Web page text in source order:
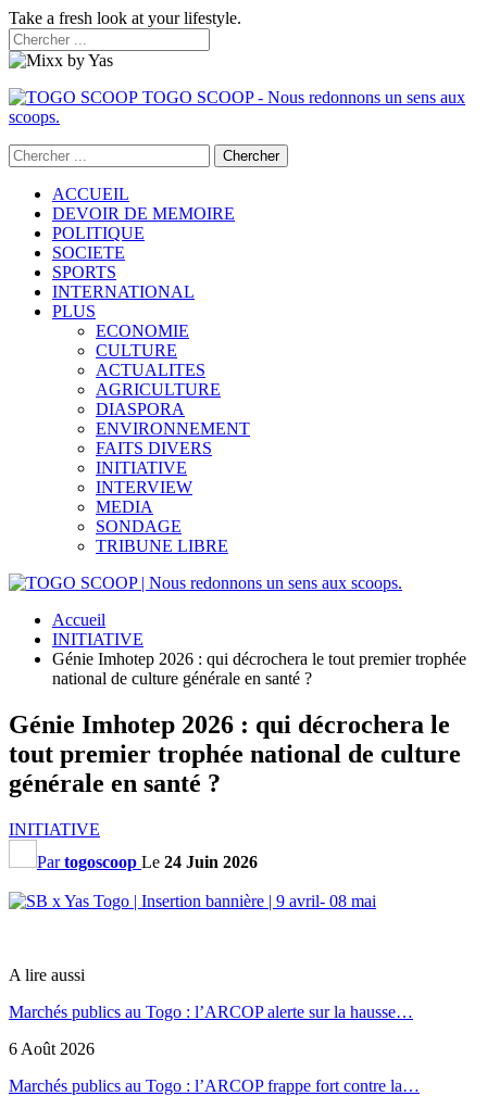
Take a fresh look at your lifestyle.
TOGO SCOOP - Nous redonnons un sens aux
scoops.
ACCUEIL
DEVOIR DE MEMOIRE
POLITIQUE
SOCIETE
SPORTS
INTERNATIONAL
PLUS
ECONOMIE
CULTURE
ACTUALITES
AGRICULTURE
DIASPORA
ENVIRONNEMENT
FAITS DIVERS
INITIATIVE
INTERVIEW
MEDIA
SONDAGE
TRIBUNE LIBRE
Accueil
INITIATIVE
Génie Imhotep 2026 : qui décrochera le tout premier trophée
national de culture générale en santé ?
Génie Imhotep 2026 : qui décrochera le
tout premier trophée national de culture
générale en santé ?
INITIATIVE
Partogoscoop Le 24 Juin 2026
A lire aussi
Marchés publics au Togo : l’ARCOP alerte sur la hausse…
6 Août 2026
Marchés publics au Togo : l’ARCOP frappe fort contre la…